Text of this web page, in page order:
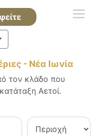
- Νέα Ιωνία
τον κλάδο που
Αετοί.